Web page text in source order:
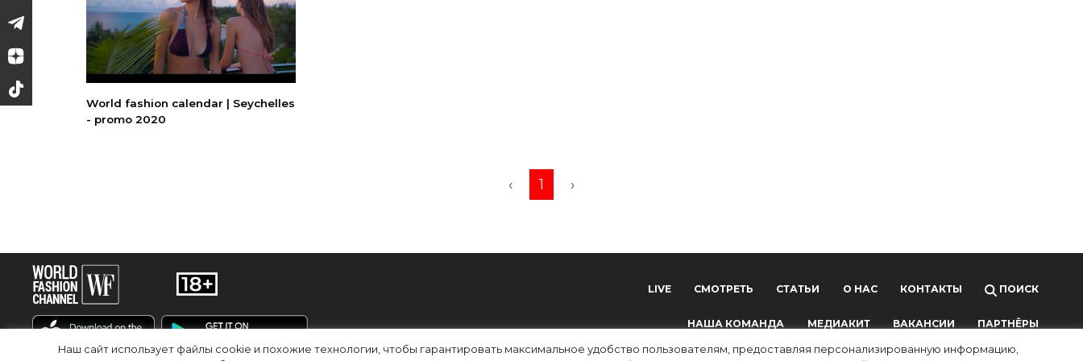
Наш сайт использует файлы cookie и похожие технологии, чтобы гарантировать максимальное удобство пользователям, предоставляя персонализированную информацию,
World fashion calendar | Seychelles
- promo 2020
‹ 1 ›
LIVE СМОТРЕТЬ СТАТЬИ О НАС КОНТАКТЫ ПОИСК
НАША КОМАНДА МЕДИАКИТ ВАКАНСИИ ПАРТНЁРЫ